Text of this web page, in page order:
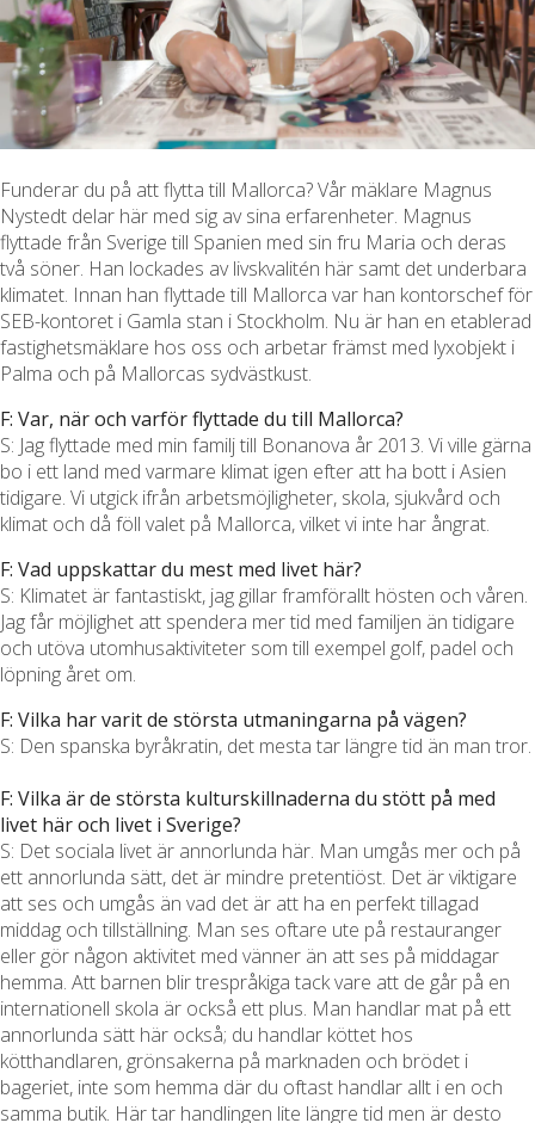
Funderar du på att flytta till Mallorca? Vår mäklare Magnus
Nystedt delar här med sig av sina erfarenheter. Magnus
flyttade från Sverige till Spanien med sin fru Maria och deras
två söner. Han lockades av livskvalitén här samt det underbara
klimatet. Innan han flyttade till Mallorca var han kontorschef för
SEB-kontoret i Gamla stan i Stockholm. Nu är han en etablerad
fastighetsmäklare hos oss och arbetar främst med lyxobjekt i
Palma och på Mallorcas sydvästkust.
F: Var, när och varför flyttade du till Mallorca?
S: Jag flyttade med min familj till Bonanova år 2013. Vi ville gärna
bo i ett land med varmare klimat igen efter att ha bott i Asien
tidigare. Vi utgick ifrån arbetsmöjligheter, skola, sjukvård och
klimat och då föll valet på Mallorca, vilket vi inte har ångrat.
F: Vad uppskattar du mest med livet här?
S: Klimatet är fantastiskt, jag gillar framförallt hösten och våren.
Jag får möjlighet att spendera mer tid med familjen än tidigare
och utöva utomhusaktiviteter som till exempel golf, padel och
löpning året om.
F: Vilka har varit de största utmaningarna på vägen?
S: Den spanska byråkratin, det mesta tar längre tid än man tror.
F: Vilka är de största kulturskillnaderna du stött på med
livet här och livet i Sverige?
S: Det sociala livet är annorlunda här. Man umgås mer och på
ett annorlunda sätt, det är mindre pretentiöst. Det är viktigare
att ses och umgås än vad det är att ha en perfekt tillagad
middag och tillställning. Man ses oftare ute på restauranger
eller gör någon aktivitet med vänner än att ses på middagar
hemma. Att barnen blir trespråkiga tack vare att de går på en
internationell skola är också ett plus. Man handlar mat på ett
annorlunda sätt här också; du handlar köttet hos
kötthandlaren, grönsakerna på marknaden och brödet i
bageriet, inte som hemma där du oftast handlar allt i en och
samma butik. Här tar handlingen lite längre tid men är desto